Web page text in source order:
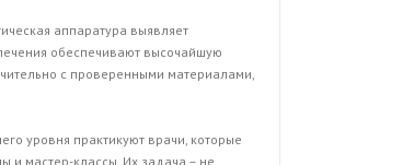
аппаратура выявляет
обеспечивают высочайшую
с проверенными материалами,
уровня практикуют врачи, которые
мастер-классы. Их задача – не